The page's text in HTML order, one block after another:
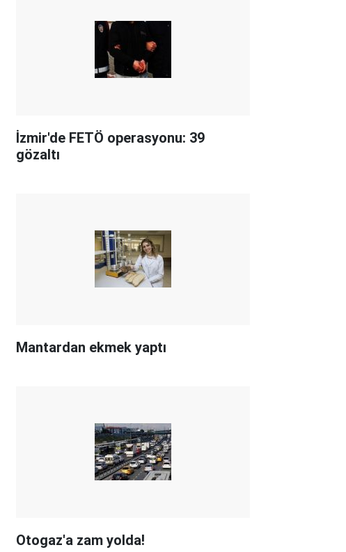
İzmir'de FETÖ operasyonu: 39
gözaltı
Mantardan ekmek yaptı
Otogaz'a zam yolda!